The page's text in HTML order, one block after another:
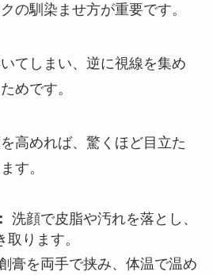
の馴染ませ方が重要です。
てしまい、逆に視線を集め
めです。
高めれば、驚くほど目立た
す。
洗顔で皮脂や汚れを落とし、
ります。
膏を両手で挟み、体温で温め